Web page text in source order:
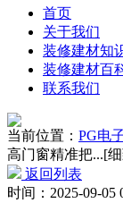
首页
关于我们
装修建材知
装修建材百
联系我们
当前位置： PG电
高门窗精准把...[
返回列表
时间：2025-09-05